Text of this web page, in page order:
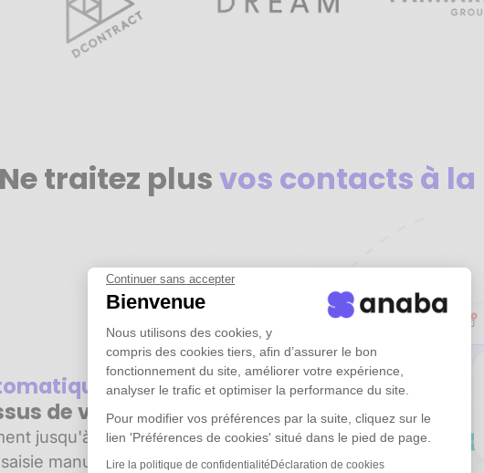
Continuer sans accepter
Bienvenue
Nous utilisons des cookies, y
compris des cookies tiers, afin d’assurer le bon
fonctionnement du site, améliorer votre expérience,
analyser le trafic et optimiser la performance du site.
Pour modifier vos préférences par la suite, cliquez sur le
lien 'Préférences de cookies' situé dans le pied de page.
Lire la politique de confidentialité Déclaration de cookies
Ne traitez plusvos contacts à
tous
de vos emails
jusqu'à plusieurs années
manuelle. Gagnez du